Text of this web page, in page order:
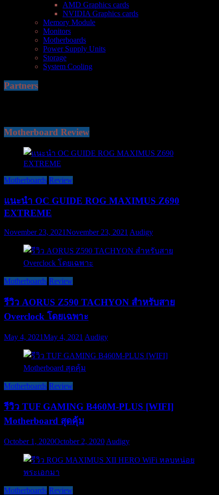
AMD Graphics cards
NVIDIA Graphics cards
Memory Module
Monitors
Motherboards
Power Supply Units
Storage
System Cooling
Partners
Motherboard Review
Motherboards Review
แนะนำ OC GUIDE ROG MAXIMUS Z690
EXTREME
November 23, 2021November 23, 2021 Audigy
Motherboards Review
รีวิว AORUS Z590 TACHYON สำหรับสาย
Overclock โดยเฉพาะ
May 4, 2021May 4, 2021 Audigy
Motherboards Review
รีวิว TUF GAMING B460M-PLUS [WIFI]
Motherboard สุดคุ้ม
October 1, 2020October 2, 2020 Audigy
Motherboards Review